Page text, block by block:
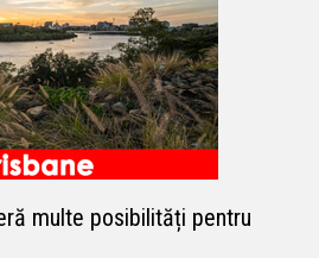
multe posibilități pentru